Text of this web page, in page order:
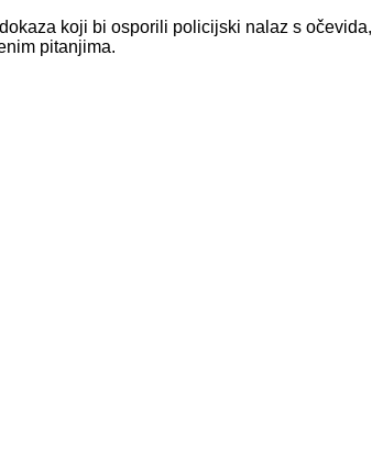
koji bi osporili policijski nalaz s očevida,
pitanjima.